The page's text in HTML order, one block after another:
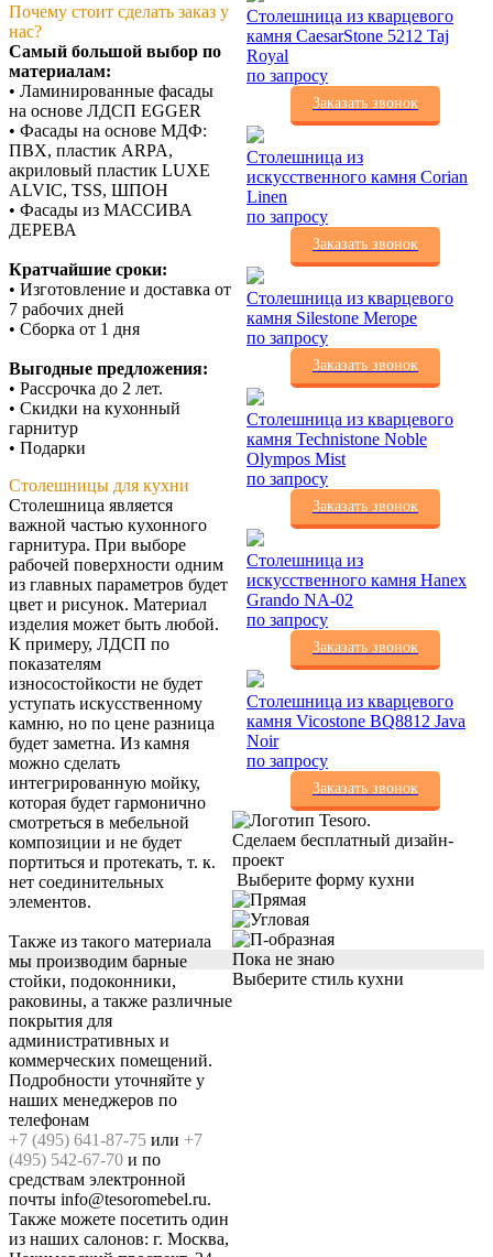
Почему стоит сделать заказ у
нас?
Самый большой выбор по
материалам:
• Ламинированные фасады
на основе ЛДСП EGGER
• Фасады на основе МДФ:
ПВХ, пластик ARPA,
акриловый пластик LUXE
ALVIC, TSS, ШПОН
• Фасады из МАССИВА
ДЕРЕВА
Кратчайшие сроки:
• Изготовление и доставка от
7 рабочих дней
• Сборка от 1 дня
Выгодные предложения:
• Рассрочка до 2 лет.
• Скидки на кухонный
гарнитур
• Подарки
Столешницы для кухни
Столешница является
важной частью кухонного
гарнитура. При выборе
рабочей поверхности одним
из главных параметров будет
цвет и рисунок. Материал
изделия может быть любой.
К примеру, ЛДСП по
показателям
износостойкости не будет
уступать искусственному
камню, но по цене разница
будет заметна. Из камня
можно сделать
интегрированную мойку,
которая будет гармонично
смотреться в мебельной
композиции и не будет
портиться и протекать, т. к.
нет соединительных
элементов.
Также из такого материала
мы производим барные
стойки, подоконники,
раковины, а также различные
покрытия для
административных и
коммерческих помещений.
Подробности уточняйте у
наших менеджеров по
телефонам
+7 (495) 641-87-75 или +7
(495) 542-67-70 и по
средствам электронной
почты info@tesoromebel.ru.
Также можете посетить один
из наших салонов: г. Москва,
Столешница из кварцевого
камня CaesarStone 5212 Taj
Royal
по запросу
Заказать звонок
Столешница из
искусственного камня Corian
Linen
по запросу
Заказать звонок
Столешница из кварцевого
камня Silestone Merope
по запросу
Заказать звонок
Столешница из кварцевого
камня Technistone Noble
Olympos Mist
по запросу
Заказать звонок
Столешница из
искусственного камня Hanex
Grando NA-02
по запросу
Заказать звонок
Столешница из кварцевого
камня Vicostone BQ8812 Java
Noir
по запросу
Заказать звонок
Сделаем бесплатный дизайн-
проект
Выберите форму кухни
Пока не знаю
Выберите стиль кухни